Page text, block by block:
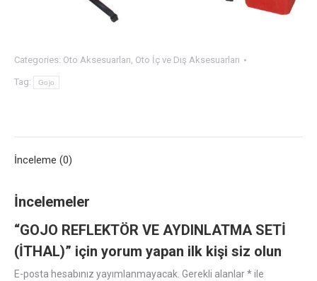
Categories: Oto Aksesuarları, Oto İç ve Dış Aksesuarları
Tag: Gojo
İnceleme (0)
İncelemeler
“GOJO REFLEKTÖR VE AYDINLATMA SETİ
(İTHAL)” için yorum yapan ilk kişi siz olun
E-posta hesabınız yayımlanmayacak. Gerekli alanlar*ile